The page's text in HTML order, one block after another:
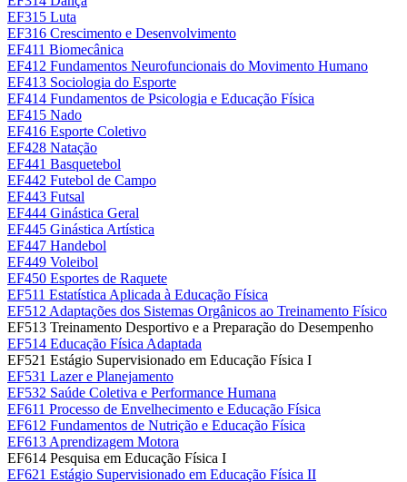
EF315 Luta
EF316 Crescimento e Desenvolvimento
EF411 Biomecânica
EF412 Fundamentos Neurofuncionais do Movimento Humano
EF413 Sociologia do Esporte
EF414 Fundamentos de Psicologia e Educação Física
EF415 Nado
EF416 Esporte Coletivo
EF428 Natação
EF441 Basquetebol
EF442 Futebol de Campo
EF443 Futsal
EF444 Ginástica Geral
EF445 Ginástica Artística
EF447 Handebol
EF449 Voleibol
EF450 Esportes de Raquete
EF511 Estatística Aplicada à Educação Física
EF512 Adaptações dos Sistemas Orgânicos ao Treinamento Físico
EF513 Treinamento Desportivo e a Preparação do Desempenho
EF514 Educação Física Adaptada
EF521 Estágio Supervisionado em Educação Física I
EF531 Lazer e Planejamento
EF532 Saúde Coletiva e Performance Humana
EF611 Processo de Envelhecimento e Educação Física
EF612 Fundamentos de Nutrição e Educação Física
EF613 Aprendizagem Motora
EF614 Pesquisa em Educação Física I
EF621 Estágio Supervisionado em Educação Física II